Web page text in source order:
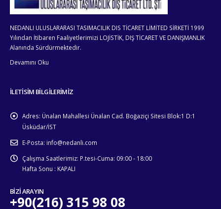
NEDANLI ULUSLARARASI TASIMACILIK DIS TİCARET LİMİTED SİRKETİ 1999
Yılından İtibaren Faaliyetlerimizi LOJİSTİK, DIŞ TİCARET VE DANIŞMANLIK
Alanında Sürdürmektedir.
Devamını Oku
İLETİSİM BİLGİLERİMİZ
Adres: Ünalan Mahallesi Ünalan Cad. Boğaziçi Sitesi Blok:1 D:1
Üsküdar/İST
E-Posta: info@nedanli.com
Çalışma Saatlerimiz: P.tesi-Cuma: 09:00 - 18:00
Hafta Sonu : KAPALI
BİZİ ARAYIN
+90(216) 315 98 08